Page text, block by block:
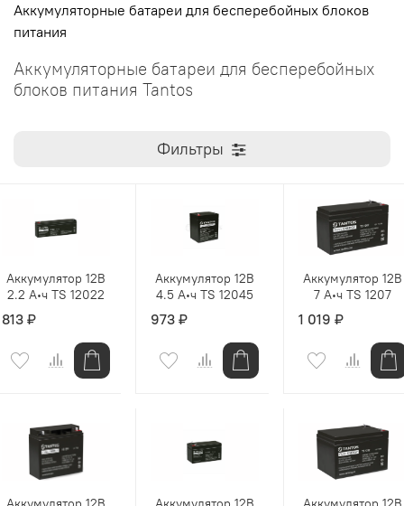
Аккумуляторные батареи для бесперебойных блоков
питания
Аккумуляторные батареи для бесперебойных
блоков питания Tantos
Фильтры
Аккумулятор 12В
2.2 А∙ч TS 12022
813 ₽
Аккумулятор 12В
4.5 А∙ч TS 12045
973 ₽
Аккумулятор 12В
7 А∙ч TS 1207
1 019 ₽